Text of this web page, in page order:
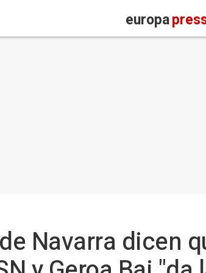
europa
Navarra dicen